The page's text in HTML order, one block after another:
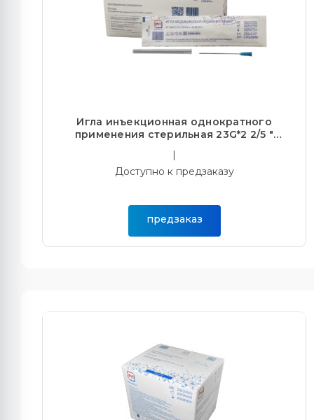
Игла инъекционная однократного
применения стерильная 23G*2 2/5 "
|
Доступно к предзаказу
предзаказ